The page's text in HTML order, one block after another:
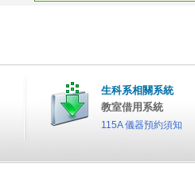
生科系相關系統
教室借用系統
115A 儀器預約須知